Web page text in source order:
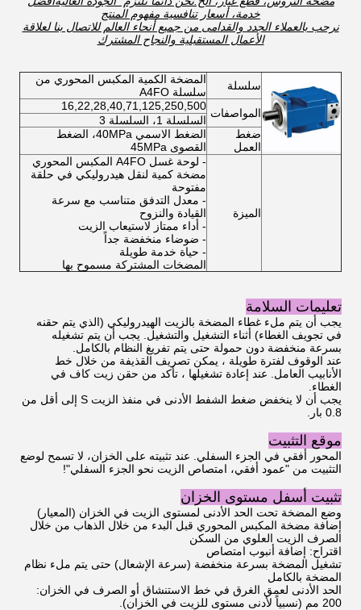
خدمة، أسعار تنافسية مفهوم المنتج
نرحب بالعملاء الجدد والقدامى من جميع أنحاء العالم للاتصال بنا لعلاقة
الأعمال المستقبلية والنجاح المشترك
سلسلة
المضخة الكمية المكبس المحوري من
سلسلة A4FO
المواصفات
16,22,28,40,71,125,250,500
السلسلة 1، السلسلة 3
ضغط
العمل
الضغط الاسمي 40MPa، الضغط
القصوى 45MPa
الميزة
- لوحة غسل A4FO المكبس المحوري
مضخة كمية لنقل هيدروليكي في حلقة
مفتوحة
- معدل التدفق متناسب مع سرعة
القيادة والنزوح
- أداء ممتاز لاستيعاب الزيت
- ضوضاء منخفضة جداً
- حياة خدمة طويلة
المضخات المشتركة مسموح بها
تعليمات السلامة
يجب أن يتم ملء غطاء المضخة بالزيت الهيدروليكي (الذي يتم حقنه
في تجويف الغطاء) أثناء التشغيل والتشغيل. يجب أن يتم تشغيله
بسرعة منخفضة دون حمولة حتى يتم تفريغ النظام بالكامل.
عند الوقوف لفترة طويلة ، يمكن تصريف القذيفة من خلال خط
الأنابيب العامل. عند إعادة تشغيلها ، تأكد من حقن زيت كاف في
الغطاء.
يجب أن لا ينخفض ضغط الشفط الأدنى في منفذ الزيت S إلى أقل من
0.8 بار.
موقع التثبيت
المحور أفقي في الجزء السفلي. عند تثبيته على الخزان، لا تسمح لوضع
التثبيت من "عمود أفقي، امتصاص الزيت نحو الجزء السفلي"!
تثبيت أسفل مستوى الخزان
وضع المضخة تحت الحد الأدنى لمستوى الزيت في الخزان (المعيار)
إضافة مضخة المكبس المحوري قبل البدء من خلال الذهاب من خلال
الصرف الزيت العلوي من السكن
اقتراح: إضافة أنبوب امتصاص
تشغيل المضخة بسرعة منخفضة (سرعة الإشعال) حتى يتم ملء نظام
المضخة بالكامل
الحد الأدنى لعمق الغرق في خط الاستنشاق أو الصرف في الخزان:
200 مم (نسبياً لأدنى مستوى للزيت في الخزان).